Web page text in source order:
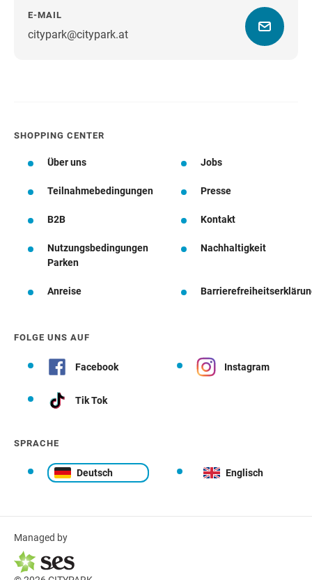
E-MAIL
citypark@citypark.atWegbeschreibung
SHOPPING CENTER
Über uns Jobs
Teilnahmebedingungen Presse
B2B Kontakt
Nutzungsbedingungen
Parken
Nachhaltigkeit
Anreise
FOLGE UNS AUF
Facebook Instagram
Tik Tok
SPRACHE
Deutsch Englisch
Managed by